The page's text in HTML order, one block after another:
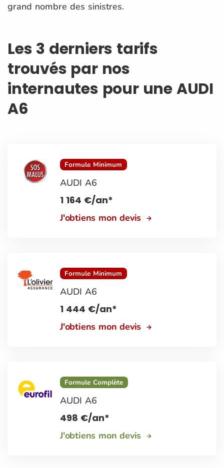
grand nombre des sinistres.
Les 3 derniers tarifs
trouvés par nos
internautes pour une AUDI
A6
Formule Minimum
AUDI A6
1 164 €/an*
J'obtiens mon devis
Formule Minimum
AUDI A6
1 444 €/an*
J'obtiens mon devis
Formule Complète
AUDI A6
498 €/an*
J'obtiens mon devis